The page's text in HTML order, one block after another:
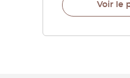
Voir le